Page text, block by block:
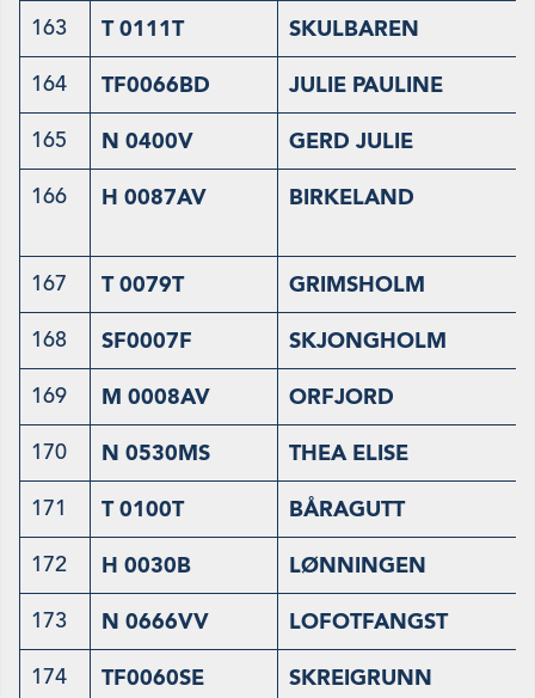
163 T 0111T SKULBAREN
164 TF0066BD JULIE PAULINE
165 N 0400V GERD JULIE
166 H 0087AV BIRKELAND
167 T 0079T GRIMSHOLM
168 SF0007F SKJONGHOLM
169 M 0008AV ORFJORD
170 N 0530MS THEA ELISE
171 T 0100T BÅRAGUTT
172 H 0030B LØNNINGEN
173 N 0666VV LOFOTFANGST
174 TF0060SE SKREIGRUNN